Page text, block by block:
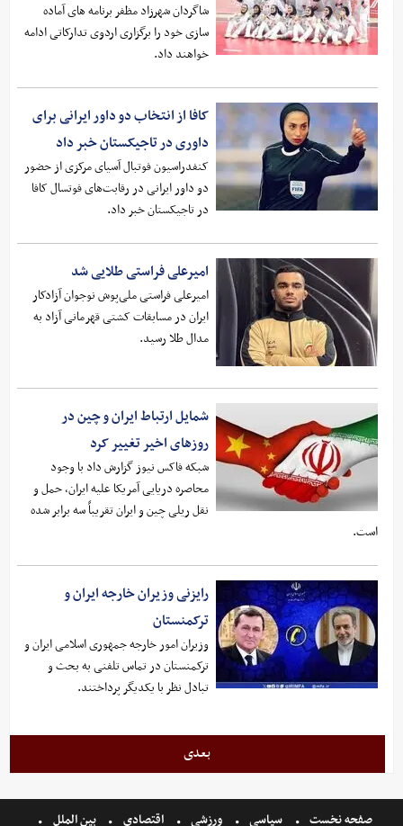
شاگردان شهرزاد مظفر برنامه های آماده
سازی خود را برگزاری اردوی تدارکاتی ادامه
خواهند داد.
کافا از انتخاب دو داور ایرانی برای
داوری در تاجیکستان خبر داد
کنفدراسیون فوتبال آسیای مرکزی از حضور
دو داور ایرانی در رقابت‌های فوتسال کافا
در تاجیکستان خبر داد.
امیرعلی فراستی طلایی شد
امیرعلی فراستی ملی‌پوش نوجوان آزادکار
ایران در مسابقات کشتی قهرمانی آزاد به
مدال طلا رسید.
شمایل ارتباط ایران و چین در
روزهای اخیر تغییر کرد
شبکه فاکس نیوز گزارش داد با وجود
محاصره دریایی آمریکا علیه ایران، حمل و
نقل ریلی چین و ایران تقریباً سه برابر شده
است.
رایزنی وزیران خارجه ایران و
ترکمنستان
وزیران امور خارجه جمهوری اسلامی ایران و
ترکمنستان در تماس تلفنی به بحث و
تبادل نظر با یکدیگر پرداختند.
بعدی
صفحه نخست سیاسی ورزشی اقتصادی بین الملل